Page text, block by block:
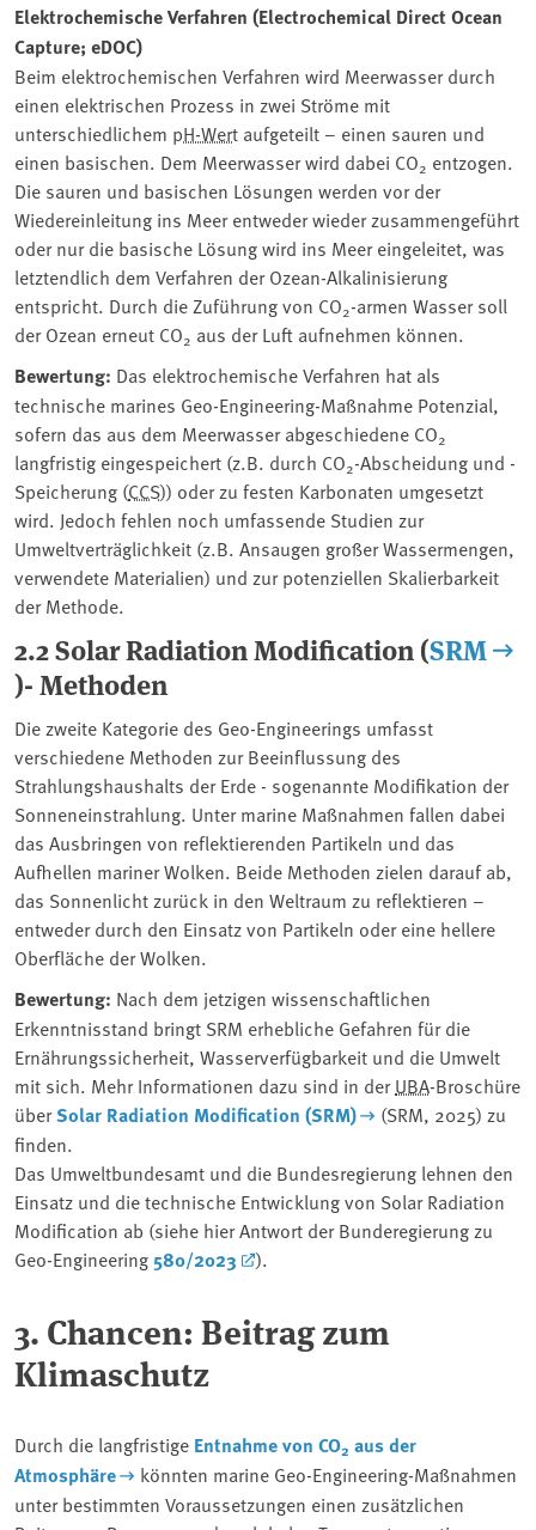
Elektrochemische Verfahren (Electrochemical Direct Ocean
Capture; eDOC)
Beim elektrochemischen Verfahren wird Meerwasser durch
einen elektrischen Prozess in zwei Ströme mit
unterschiedlichem pH-Wert aufgeteilt – einen sauren und
einen basischen. Dem Meerwasser wird dabei CO2 entzogen.
Die sauren und basischen Lösungen werden vor der
Wiedereinleitung ins Meer entweder wieder zusammengeführt
oder nur die basische Lösung wird ins Meer eingeleitet, was
letztendlich dem Verfahren der Ozean-Alkalinisierung
entspricht. Durch die Zuführung von CO2-armen Wasser soll
der Ozean erneut CO2 aus der Luft aufnehmen können.
Bewertung: Das elektrochemische Verfahren hat als
technische marines Geo-Engineering-Maßnahme Potenzial,
sofern das aus dem Meerwasser abgeschiedene CO2
langfristig eingespeichert (z.B. durch CO2-Abscheidung und -
Speicherung (CCS)) oder zu festen Karbonaten umgesetzt
wird. Jedoch fehlen noch umfassende Studien zur
Umweltverträglichkeit (z.B. Ansaugen großer Wassermengen,
verwendete Materialien) und zur potenziellen Skalierbarkeit
der Methode.
2.2 Solar Radiation Modification (SRM
)- Methoden
Die zweite Kategorie des Geo-Engineerings umfasst
verschiedene Methoden zur Beeinflussung des
Strahlungshaushalts der Erde - sogenannte Modifikation der
Sonneneinstrahlung. Unter marine Maßnahmen fallen dabei
das Ausbringen von reflektierenden Partikeln und das
Aufhellen mariner Wolken. Beide Methoden zielen darauf ab,
das Sonnenlicht zurück in den Weltraum zu reflektieren –
entweder durch den Einsatz von Partikeln oder eine hellere
Oberfläche der Wolken.
Bewertung: Nach dem jetzigen wissenschaftlichen
Erkenntnisstand bringt SRM erhebliche Gefahren für die
Ernährungssicherheit, Wasserverfügbarkeit und die Umwelt
mit sich. Mehr Informationen dazu sind in derUBA-Broschüre
überSolar Radiation Modification (SRM)
(SRM, 2025) zu
finden.
Das Umweltbundesamt und die Bundesregierung lehnen den
Einsatz und die technische Entwicklung von Solar Radiation
Modification ab (siehe hier Antwort der Bunderegierung zu
Geo-Engineering 580/2023 ).
3. Chancen: Beitrag zum
Klimaschutz
Durch die langfristige Entnahme von CO2 aus der
Atmosphäre
könnten marine Geo-Engineering-Maßnahmen
unter bestimmten Voraussetzungen einen zusätzlichen